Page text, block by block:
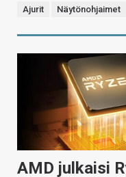
Ajurit Näytönohjaimet
AMD julkaisi